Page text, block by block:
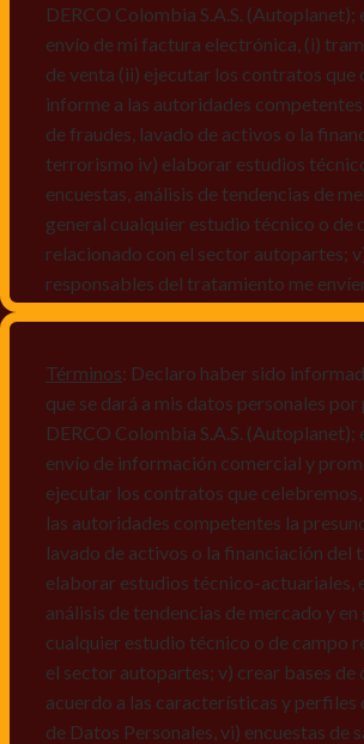
DERCO Colombia S.A.S. (Autoplanet);
envío de mi factura electrónica, (i)
de venta (ii) ejecutar los contratos que
informe a las autoridades
de fraudes, lavado de activos o la
terrorismo iv) elaborar estudios
encuestas, análisis de tendencias de
general cualquier estudio técnico o de
relacionado con el sector autopartes;
responsables del tratamiento me
mismos, vi) crear bases de datos de
características y perfiles de los
Personales, v) encuestas de
recall.
Declaro que puedo acceder a la
de datos personales de Derco en la
direcciónwww.autoplanet.com.co,
manifiesto que he sido informado
a conocer, actualizar, rectificar,
prueba: i) de autorización y ii) finalidad,
quejas y/o reclamos en canales de
atención:
Términos: Declaro haber sido
que se dará a mis datos personales por
DERCO Colombia S.A.S. (Autoplanet);
envío de información comercial y
ejecutar los contratos que
las autoridades competentes la
lavado de activos o la financiación del
elaborar estudios técnico-actuariales,
análisis de tendencias de mercado y en
cualquier estudio técnico o de campo
el sector autopartes; v) crear bases de
acuerdo a las características y perfiles
de Datos Personales, vi) encuestas de